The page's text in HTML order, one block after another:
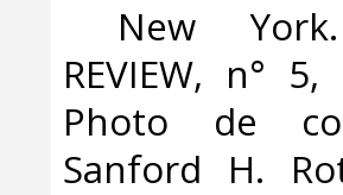
New York.
REVIEW, n°
Photo de
Sanford H.